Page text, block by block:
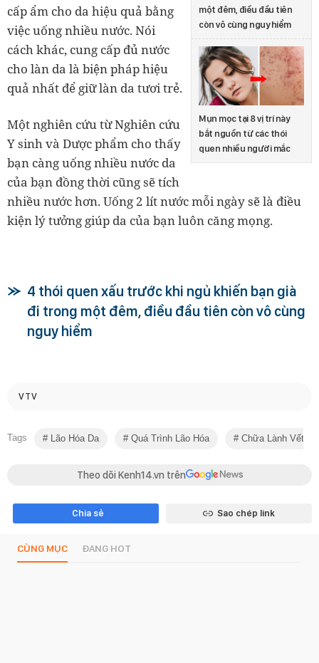
một đêm, điều đầu tiên
còn vô cùng nguy hiểm
Mụn mọc tại 8 vị trí này
bắt nguồn từ các thói
quen nhiều người mắc
cấp ẩm cho da hiệu quả bằng
việc uống nhiều nước. Nói
cách khác, cung cấp đủ nước
cho làn da là biện pháp hiệu
quả nhất để giữ làn da tươi trẻ.
Một nghiên cứu từ Nghiên cứu
Y sinh và Dược phẩm cho thấy
bạn càng uống nhiều nước da
của bạn đồng thời cũng sẽ tích
nhiều nước hơn. Uống 2 lít nước mỗi ngày sẽ là điều
kiện lý tưởng giúp da của bạn luôn căng mọng.
4 thói quen xấu trước khi ngủ khiến bạn già
đi trong một đêm, điều đầu tiên còn vô cùng
nguy hiểm
VTV
Tags Lão Hóa Da Quá Trình Lão Hóa Chữa Lành Vết
Theo dõi Kenh14.vn trên
Chia sẻ Sao chép link
CÙNG MỤC ĐANG HOT